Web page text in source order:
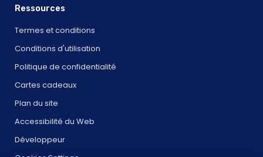
Ressources
Termes et conditions
Conditions d'utilisation
Politique de confidentialité
Cartes cadeaux
Plan du site
Accessibilité du Web
Développeur